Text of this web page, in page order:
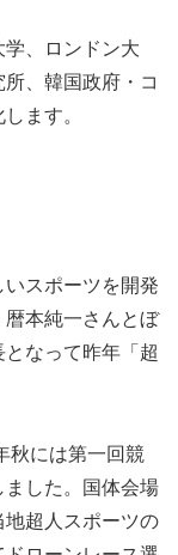
、ロンドン大
、韓国政府・コ
ます。
スポーツを開発
本純一さんとぼ
なって昨年「超
秋には第一回競
した。国体会場
超人スポーツの